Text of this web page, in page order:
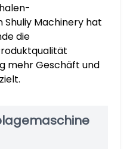
Shuliy Machinery hat
die
mehr Geschäft und